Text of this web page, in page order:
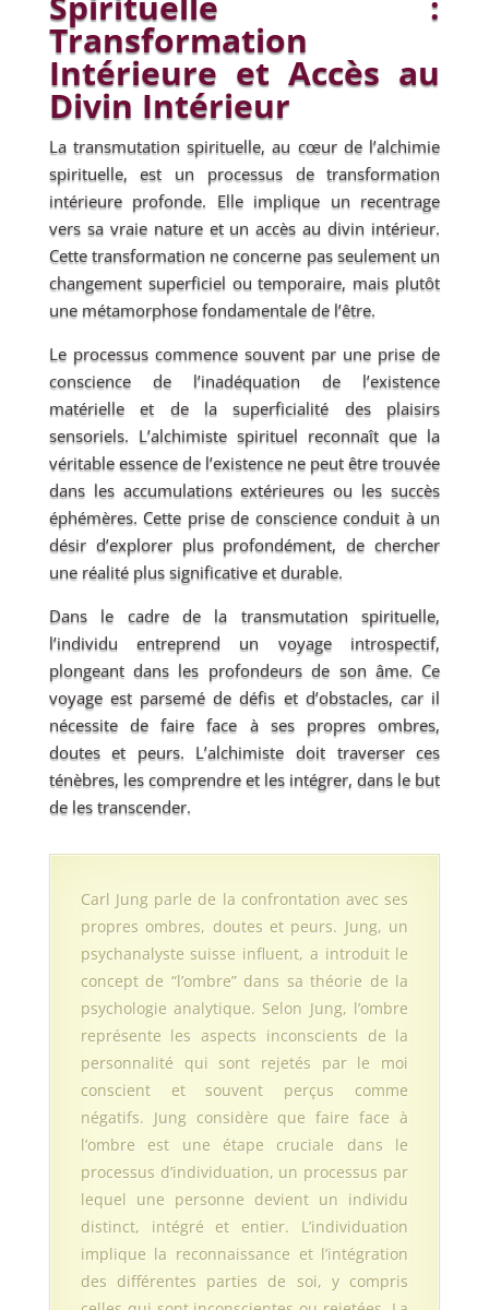
Transformation
Intérieure et Accès au
Divin Intérieur
La transmutation spirituelle, au cœur de l’alchimie
spirituelle, est un processus de transformation
intérieure profonde. Elle implique un recentrage
vers sa vraie nature et un accès au divin intérieur.
Cette transformation ne concerne pas seulement un
changement superficiel ou temporaire, mais plutôt
une métamorphose fondamentale de l’être.
Le processus commence souvent par une prise de
conscience de l’inadéquation de l’existence
matérielle et de la superficialité des plaisirs
sensoriels. L’alchimiste spirituel reconnaît que la
véritable essence de l’existence ne peut être trouvée
dans les accumulations extérieures ou les succès
éphémères. Cette prise de conscience conduit à un
désir d’explorer plus profondément, de chercher
une réalité plus significative et durable.
Dans le cadre de la transmutation spirituelle,
l’individu entreprend un voyage introspectif,
plongeant dans les profondeurs de son âme. Ce
voyage est parsemé de défis et d’obstacles, car il
nécessite de faire face à ses propres ombres,
doutes et peurs. L’alchimiste doit traverser ces
ténèbres, les comprendre et les intégrer, dans le but
de les transcender.
Carl Jung parle de la confrontation avec ses
propres ombres, doutes et peurs. Jung, un
psychanalyste suisse influent, a introduit le
concept de “l’ombre” dans sa théorie de la
psychologie analytique. Selon Jung, l’ombre
représente les aspects inconscients de la
personnalité qui sont rejetés par le moi
conscient et souvent perçus comme
négatifs. Jung considère que faire face à
l’ombre est une étape cruciale dans le
processus d’individuation, un processus par
lequel une personne devient un individu
distinct, intégré et entier. L’individuation
implique la reconnaissance et l’intégration
des différentes parties de soi, y compris